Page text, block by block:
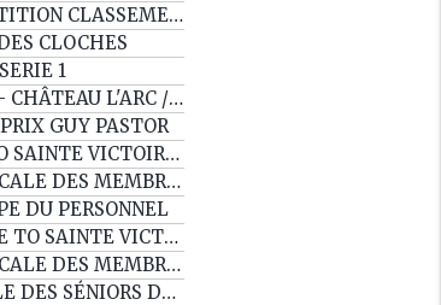
COMPETITION CLASSEMENT EDG
CLOCHES
1
ASGCA - CHÂTEAU L'ARC / BARBAROUX
GUY PASTOR
RACE TO SAINTE VICTOIRE EP1
AS-AMICALE DES MEMBRES
DU PERSONNEL
AS-RACE TO SAINTE VICTOIRE EP7
AS-AMICALE DES MEMBRES
AMICALE DES SÉNIORS DE PROVENCE